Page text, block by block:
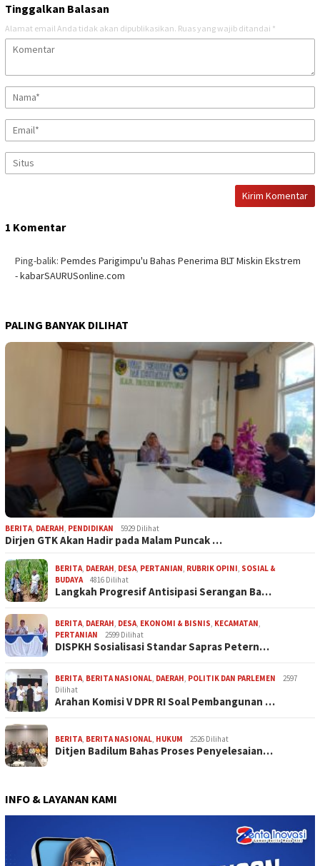
Tinggalkan Balasan
Alamat email Anda tidak akan dipublikasikan. Ruas yang wajib ditandai *
1 Komentar
Ping-balik: Pemdes Parigimpu'u Bahas Penerima BLT Miskin Ekstrem
- kabarSAURUSonline.com
PALING BANYAK DILIHAT
BERITA, DAERAH, PENDIDIKAN 5929 Dilihat
Dirjen GTK Akan Hadir pada Malam Puncak …
BERITA, DAERAH, DESA, PERTANIAN, RUBRIK OPINI, SOSIAL &
BUDAYA
4816 Dilihat
Langkah Progresif Antisipasi Serangan Ba…
BERITA, DAERAH, DESA, EKONOMI & BISNIS, KECAMATAN,
PERTANIAN
2599 Dilihat
DISPKH Sosialisasi Standar Sapras Petern…
BERITA, BERITA NASIONAL, DAERAH, POLITIK DAN PARLEMEN
2597
Dilihat
Arahan Komisi V DPR RI Soal Pembangunan …
BERITA, BERITA NASIONAL, HUKUM 2526 Dilihat
Ditjen Badilum Bahas Proses Penyelesaian…
INFO & LAYANAN KAMI